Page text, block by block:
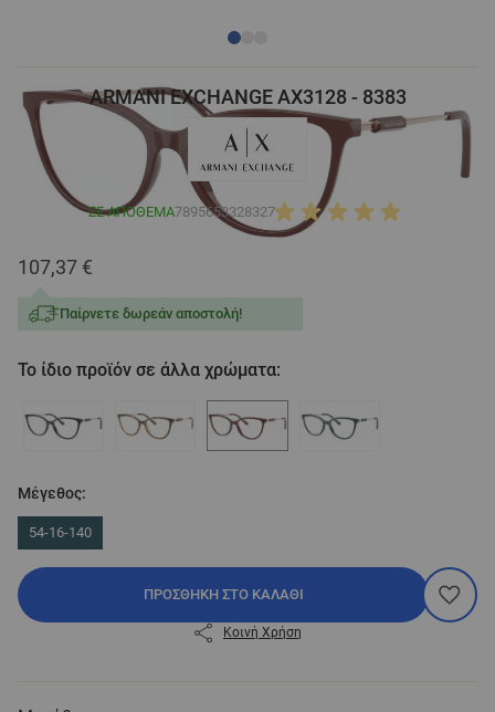
ARMANI EXCHANGE AX3128 - 8383
ΣΕ ΑΠΌΘΕΜΑ7895653328327
107,37 €
Παίρνετε δωρεάν αποστολή!
Το ίδιο προϊόν σε άλλα χρώματα:
Μέγεθος:
54-16-140
ΠΡΟΣΘΉΚΗ ΣΤΟ ΚΑΛΆΘΙ
Κοινή Χρήση